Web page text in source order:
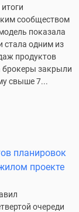
сообществом
показала
стала одним из
продуктов
брокеры закрыли
свыше 7...
планировок
проекте
очереди